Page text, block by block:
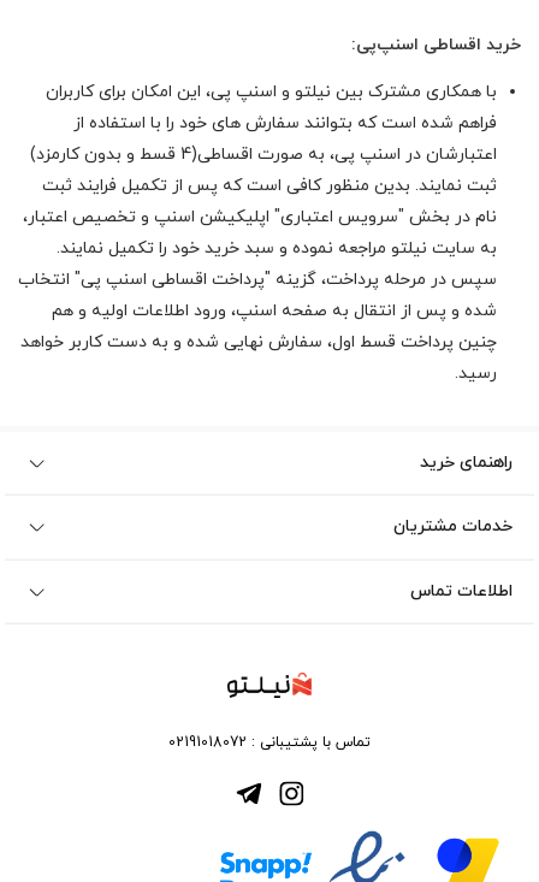
خرید اقساطی اسنپ‌پی:
با همکاری مشترک بین نیلتو و اسنپ پی، این امکان برای کاربران
فراهم شده است که بتوانند سفارش های خود را با استفاده از
اعتبارشان در اسنپ پی، به صورت اقساطی(4 قسط و بدون کارمزد)
ثبت نمایند. بدین منظور کافی است که پس از تکمیل فرایند ثبت
نام در بخش "سرویس اعتباری" اپلیکیشن اسنپ و تخصیص اعتبار،
به سایت نیلتو مراجعه نموده و سبد خرید خود را تکمیل نمایند.
سپس در مرحله پرداخت، گزینه "پرداخت اقساطی اسنپ پی" انتخاب
شده و پس از انتقال به صفحه اسنپ، ورود اطلاعات اولیه و هم
چنین پرداخت قسط اول، سفارش نهایی شده و به دست کاربر خواهد
رسید.
راهنمای خرید
خدمات مشتریان
اطلاعات تماس
تماس با پشتیبانی : 02191018072